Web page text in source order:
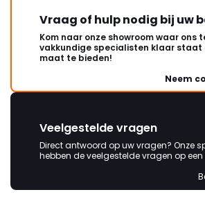
Vraag of hulp nodig bij uw
Kom naar onze showroom waar ons
vakkundige specialisten klaar staat
maat te bieden!
Neem
Veelgestelde vragen
Direct antwoord op uw vragen? Onze
hebben de veelgestelde vragen op een